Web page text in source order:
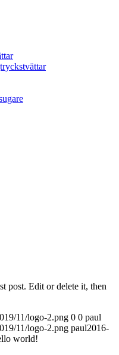
post. Edit or delete it, then
11/logo-2.png 0 0 paul
11/logo-2.png paul2016-
world!